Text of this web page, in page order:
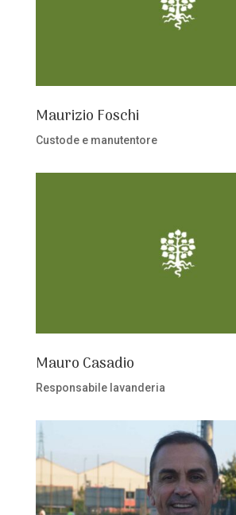
Maurizio Foschi
Custode e manutentore
Mauro Casadio
Responsabile lavanderia